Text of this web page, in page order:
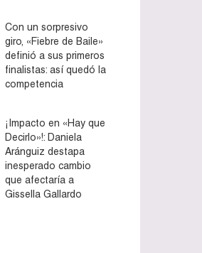
Con un sorpresivo
giro, «Fiebre de Baile»
definió a sus primeros
finalistas: así quedó la
competencia
¡Impacto en «Hay que
Decirlo»!: Daniela
Aránguiz destapa
inesperado cambio
que afectaría a
Gissella Gallardo